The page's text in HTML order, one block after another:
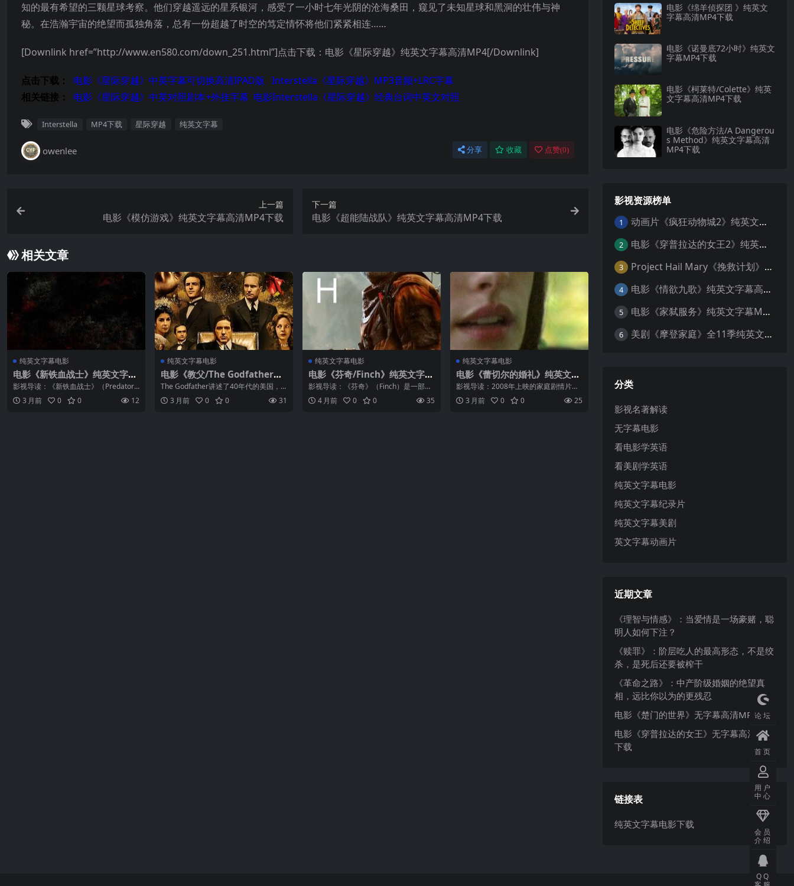
知的最有希望的三颗星球考察。他们穿越遥远的星系银河，感受了一小时七年光阴的沧海桑田，窥见了未知星球和黑洞的壮伟与神
秘。在浩瀚宇宙的绝望而孤独角落，总有一份超越了时空的笃定情怀将他们紧紧相连……
[Downlink href=”http://www.en580.com/down_251.html”]点击下载：电影《星际穿越》纯英文字幕高清MP4[/Downlink]
点击下载： 电影《星际穿越》中英字幕可切换高清IPAD版 Interstella《星际穿越》MP3音频+LRC字幕
相关链接：
电影 《星际穿越》中英对照剧本+外挂字幕 电影Interstella 《星际穿越》经典台词中英文对照
Interstella MP4下载 星际穿越 纯英文字幕
owenlee 分享 收藏 点赞(0)
上一篇
电影《模仿游戏》纯英文字幕高清MP4下载
下一篇
电影《超能陆战队》纯英文字幕高清MP4下载
相关文章
纯英文字幕电影
电影《新铁血战士》纯英文字幕
高清MP4下载
影视导读：《新铁血战士》（Predator
s）是2010年上映的科幻动作电影，马赫
沙拉·阿里在片中饰演冷血杀手Mombas
3 月前 0 0 12
纯英文字幕电影
电影《教父/The Godfather》
纯英文字幕高清MP4下载
The Godfather讲述了40年代的美国，
“教父”维托·唐·柯里昂是黑手党柯里昂家
族的首领，带领家族从事非法的勾当，
3 月前 0 0 31
纯英文字幕电影
电影《芬奇/Finch》纯英文字幕
高清MP4下载
影视导读：《芬奇》（Finch）是一部极
具观赏价值与思想深度的作品，由顶级
创作团队倾力打造。自上映以来，该片
4 月前 0 0 35
纯英文字幕电影
电影《蕾切尔的婚礼》纯英文字
幕MP4下载
影视导读：2008年上映的家庭剧情片，
由乔纳森·戴米执导，安妮·海瑟薇凭此片
荣获第81届奥斯卡最佳女主角提名。故
3 月前 0 0 25
电影《绵羊侦探团 》纯英文
字幕高清MP4下载
电影《诺曼底72小时》纯英文
字幕MP4下载
电影《柯莱特/Colette》纯英
文字幕高清MP4下载
电影《危险方法/A Dangerou
s Method》纯英文字幕高清
MP4下载
影视资源榜单
1 动画片《疯狂动物城2》纯英文字幕MP4下载
2 电影《穿普拉达的女王2》纯英文字幕MP4下载
3 Project Hail Mary《挽救计划》纯英文字幕科幻电影MP4下载
4 电影《情欲九歌》纯英文字幕高清MP4下载
5 电影《家弑服务》纯英文字幕MP4下载
6 美剧《摩登家庭》全11季纯英文字幕高清MP4下载
分类
影视名著解读
无字幕电影
看电影学英语
看美剧学英语
纯英文字幕电影
纯英文字幕纪录片
纯英文字幕美剧
英文字幕动画片
近期文章
《理智与情感》：当爱情是一场豪赌，聪
明人如何下注？
《赎罪》：阶层吃人的最高形态，不是绞
杀，是死后还要被榨干
《革命之路》：中产阶级婚姻的绝望真
相，远比你以为的更残忍
电影《楚门的世界》无字幕高清MP4下载
电影《穿普拉达的女王》无字幕高清MP4
下载
链接表
纯英文字幕电影下载
论坛
首页
用户
中心
会员
介绍
QQ